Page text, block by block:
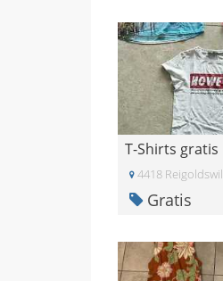
T-Shirts gratis
4418 Reigoldswil
Gratis